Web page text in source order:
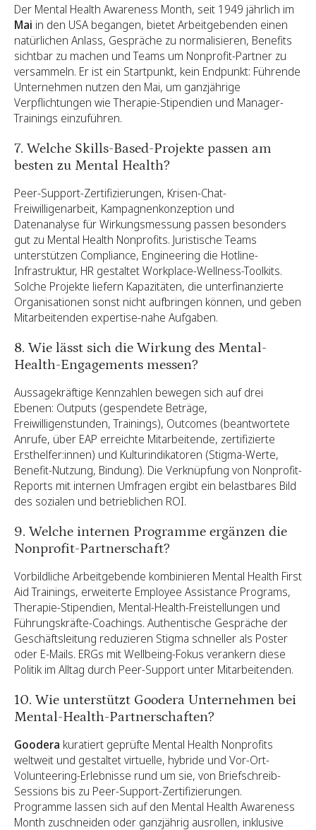
Der Mental Health Awareness Month, seit 1949 jährlich im
Mai in den USA begangen, bietet Arbeitgebenden einen
natürlichen Anlass, Gespräche zu normalisieren, Benefits
sichtbar zu machen und Teams um Nonprofit-Partner zu
versammeln. Er ist ein Startpunkt, kein Endpunkt: Führende
Unternehmen nutzen den Mai, um ganzjährige
Verpflichtungen wie Therapie-Stipendien und Manager-
Trainings einzuführen.
7. Welche Skills-Based-Projekte passen am
besten zu Mental Health?
Peer-Support-Zertifizierungen, Krisen-Chat-
Freiwilligenarbeit, Kampagnenkonzeption und
Datenanalyse für Wirkungsmessung passen besonders
gut zu Mental Health Nonprofits. Juristische Teams
unterstützen Compliance, Engineering die Hotline-
Infrastruktur, HR gestaltet Workplace-Wellness-Toolkits.
Solche Projekte liefern Kapazitäten, die unterfinanzierte
Organisationen sonst nicht aufbringen können, und geben
Mitarbeitenden expertise-nahe Aufgaben.
8. Wie lässt sich die Wirkung des Mental-
Health-Engagements messen?
Aussagekräftige Kennzahlen bewegen sich auf drei
Ebenen: Outputs (gespendete Beträge,
Freiwilligenstunden, Trainings), Outcomes (beantwortete
Anrufe, über EAP erreichte Mitarbeitende, zertifizierte
Ersthelfer:innen) und Kulturindikatoren (Stigma-Werte,
Benefit-Nutzung, Bindung). Die Verknüpfung von Nonprofit-
Reports mit internen Umfragen ergibt ein belastbares Bild
des sozialen und betrieblichen ROI.
9. Welche internen Programme ergänzen die
Nonprofit-Partnerschaft?
Vorbildliche Arbeitgebende kombinieren Mental Health First
Aid Trainings, erweiterte Employee Assistance Programs,
Therapie-Stipendien, Mental-Health-Freistellungen und
Führungskräfte-Coachings. Authentische Gespräche der
Geschäftsleitung reduzieren Stigma schneller als Poster
oder E-Mails. ERGs mit Wellbeing-Fokus verankern diese
Politik im Alltag durch Peer-Support unter Mitarbeitenden.
10. Wie unterstützt Goodera Unternehmen bei
Mental-Health-Partnerschaften?
Goodera kuratiert geprüfte Mental Health Nonprofits
weltweit und gestaltet virtuelle, hybride und Vor-Ort-
Volunteering-Erlebnisse rund um sie, von Briefschreib-
Sessions bis zu Peer-Support-Zertifizierungen.
Programme lassen sich auf den Mental Health Awareness
Month zuschneiden oder ganzjährig ausrollen, inklusive